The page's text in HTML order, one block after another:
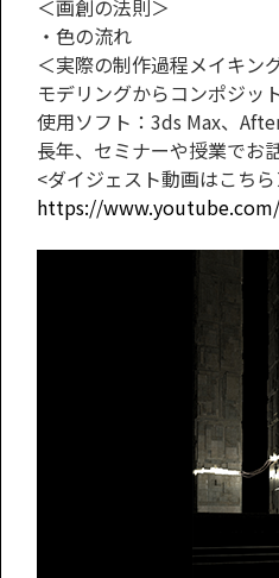
＜画創の法則＞
・色の流れ
＜実際の制作過程メイキン
モデリングからコンポジッ
使用ソフト：3ds Max、
長年、セミナーや授業でお
<ダイジェスト動画はこちら
https://